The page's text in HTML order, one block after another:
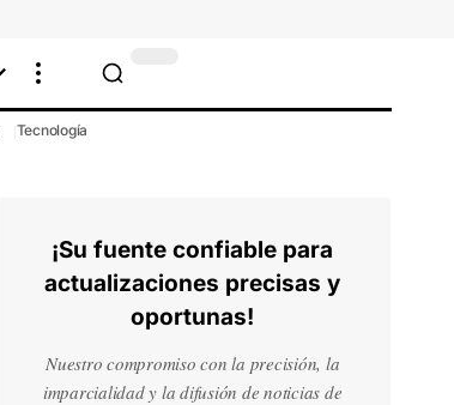
Tecnología
¡Su fuente confiable para
actualizaciones precisas y
oportunas!
Nuestro compromiso con la precisión, la
imparcialidad y la difusión de noticias de